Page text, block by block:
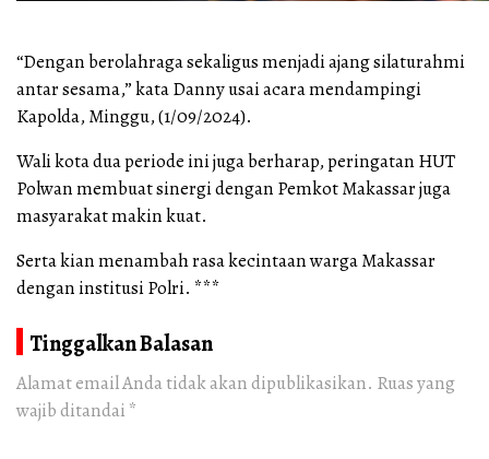
“Dengan berolahraga sekaligus menjadi ajang silaturahmi
antar sesama,” kata Danny usai acara mendampingi
Kapolda, Minggu, (1/09/2024).
Wali kota dua periode ini juga berharap, peringatan HUT
Polwan membuat sinergi dengan Pemkot Makassar juga
masyarakat makin kuat.
Serta kian menambah rasa kecintaan warga Makassar
dengan institusi Polri. ***
Tinggalkan Balasan
Alamat email Anda tidak akan dipublikasikan. Ruas yang
wajib ditandai *